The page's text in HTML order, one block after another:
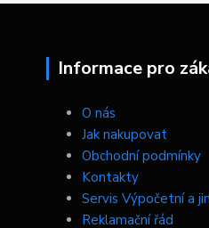
Informace pro
O nás
Jak nakupovat
Obchodní podmínky
Kontakty
Servis Výpočetní a
Reklamační řád